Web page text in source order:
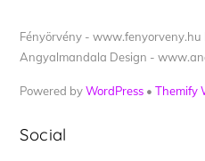
Fényörvény -
Angyalmandala Design -
Powered byWordPress •Themify
Social